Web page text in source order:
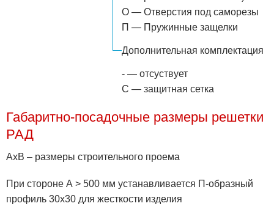
О — Отверстия под саморезы
П — Пружинные защелки
Дополнительная комплектация
- — отсуствует
С — защитная сетка
Габаритно-посадочные размеры решетки
РАД
АхВ – размеры строительного проема
При стороне А > 500 мм устанавливается П-образный
профиль 30х30 для жесткости изделия